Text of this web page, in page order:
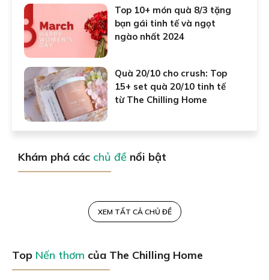
Top 10+ món quà 8/3 tặng
bạn gái tinh tế và ngọt
ngào nhất 2024
Quà 20/10 cho crush: Top
15+ set quà 20/10 tinh tế
từ The Chilling Home
Khám phá các chủ đề nổi bật
XEM TẤT CẢ CHỦ ĐỀ
Top Nến thơm của The Chilling Home